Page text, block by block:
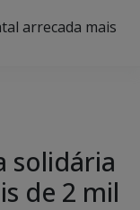
arrecada mais
solidária
de 2 mil